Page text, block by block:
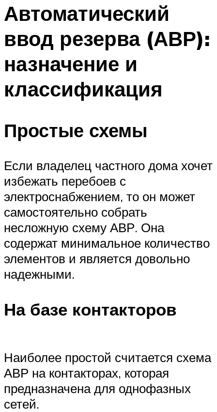
Меню
Автоматический
ввод резерва (АВР):
назначение и
классификация
Простые схемы
Если владелец частного дома хочет
избежать перебоев с
электроснабжением, то он может
самостоятельно собрать
несложную схему АВР. Она
содержат минимальное количество
элементов и является довольно
надежными.
На базе контакторов
Наиболее простой считается схема
АВР на контакторах, которая
предназначена для однофазных
сетей.